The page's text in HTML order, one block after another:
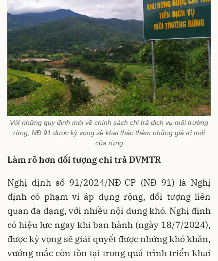
Vớí những quy định mới về chính sách chi trả dịch vụ môi trường
rừng, NĐ 91 được kỳ vọng sẽ khai thác thêm những giá trị mới
của rừng
Làm rõ hơnđối tượng chi trả DVMTR
Nghị định số 91/2024/NĐ-CP (NĐ 91) là Nghị
định có phạm vi áp dụng rộng, đối tượng liên
quan đa dạng, với nhiều nội dung khó. Nghị định
có hiệu lực ngay khi ban hành (ngày 18/7/2024),
được kỳ vọng sẽ giải quyết được những khó khăn,
vướng mắc còn tồn tại trong quá trình triển khai